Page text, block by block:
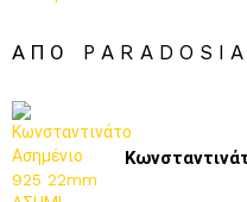
ΑΠΌ